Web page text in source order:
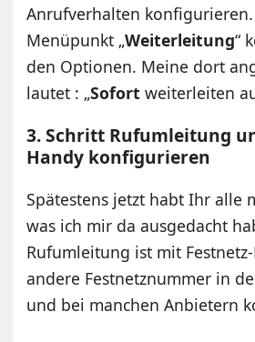
Anrufverhalten
Menüpunkt „Weiterleitung“
den Optionen. Meine dort
lautet : „Sofortweiterleiten
3. Schritt Rufumleitung
Handy konfigurieren
Spätestens jetzt habt Ihr alle
was ich mir da ausgedacht
Rufumleitung ist mit
andere Festnetznummer in
und bei manchen Anbietern